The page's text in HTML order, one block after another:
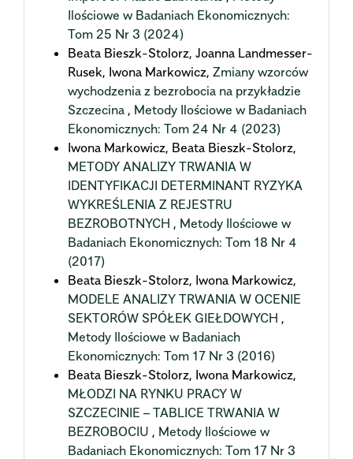
Ilościowe w Badaniach Ekonomicznych:
Tom 25 Nr 3 (2024)
Beata Bieszk-Stolorz, Joanna Landmesser-
Rusek, Iwona Markowicz, Zmiany wzorców
wychodzenia z bezrobocia na przykładzie
Szczecina , Metody Ilościowe w Badaniach
Ekonomicznych: Tom 24 Nr 4 (2023)
Iwona Markowicz, Beata Bieszk-Stolorz,
METODY ANALIZY TRWANIA W
IDENTYFIKACJI DETERMINANT RYZYKA
WYKREŚLENIA Z REJESTRU
BEZROBOTNYCH , Metody Ilościowe w
Badaniach Ekonomicznych: Tom 18 Nr 4
(2017)
Beata Bieszk-Stolorz, Iwona Markowicz,
MODELE ANALIZY TRWANIA W OCENIE
SEKTORÓW SPÓŁEK GIEŁDOWYCH ,
Metody Ilościowe w Badaniach
Ekonomicznych: Tom 17 Nr 3 (2016)
Beata Bieszk-Stolorz, Iwona Markowicz,
MŁODZI NA RYNKU PRACY W
SZCZECINIE – TABLICE TRWANIA W
BEZROBOCIU , Metody Ilościowe w
Badaniach Ekonomicznych: Tom 17 Nr 3